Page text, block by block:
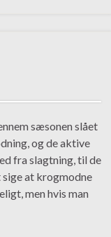
sæsonen slået
og de aktive
fra slagtning, til de
at krogmodne
men hvis man